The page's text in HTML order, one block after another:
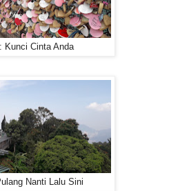
Kunci Cinta Anda
Nanti Lalu Sini